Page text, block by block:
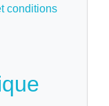
conditions